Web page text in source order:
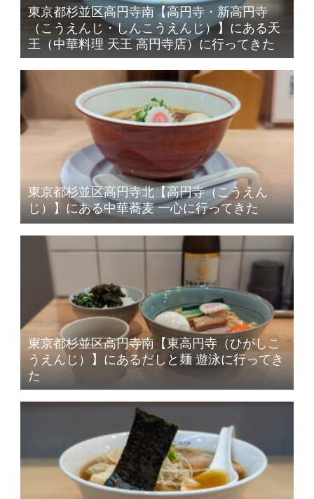
東京都杉並区高円寺南【高円寺・新高円寺
（こうえんじ・しんこうえんじ）】にある天
王（中華料理 天王 高円寺店）に行ってきた
東京都杉並区高円寺北【高円寺（こうえん
じ）】にある中華蕎麦 一心に行ってきた
東京都杉並区高円寺南【東高円寺（ひがしこ
うえんじ）】にあるだしと麺 遊泳に行ってき
た